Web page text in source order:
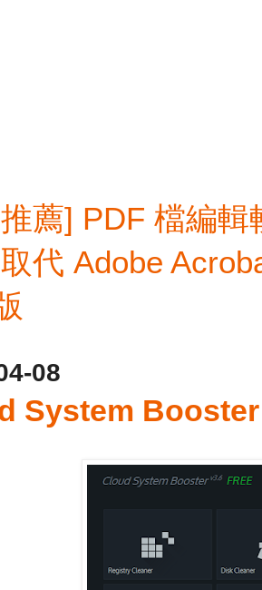
薦] PDF 檔編
代 Adobe
08
System Booster